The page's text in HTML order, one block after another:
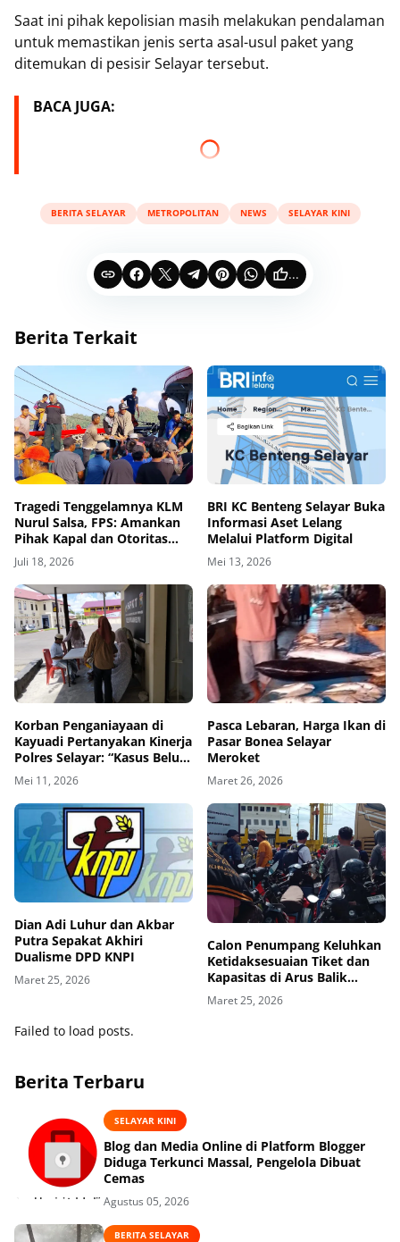
Saat ini pihak kepolisian masih melakukan pendalaman
untuk memastikan jenis serta asal-usul paket yang
ditemukan di pesisir Selayar tersebut.
BACA JUGA:
BERITA SELAYAR METROPOLITAN NEWS SELAYAR KINI
...
Berita Terkait
‎Tragedi Tenggelamnya KLM
Nurul Salsa, FPS: Amankan
Pihak Kapal dan Otoritas
Pelabuhan Demi
Kepentingan Investigasi
Juli 18, 2026
BRI KC Benteng Selayar Buka
Informasi Aset Lelang
Melalui Platform Digital
Mei 13, 2026
Korban Penganiayaan di
Kayuadi Pertanyakan Kinerja
Polres Selayar: “Kasus Belum
Jelas, Pelaku Masih Bebas”
Mei 11, 2026
Pasca Lebaran, Harga Ikan di
Pasar Bonea Selayar
Meroket
Maret 26, 2026
Dian Adi Luhur dan Akbar
Putra Sepakat Akhiri
Dualisme DPD KNPI
Maret 25, 2026
Calon Penumpang Keluhkan
Ketidaksesuaian Tiket dan
Kapasitas di Arus Balik
Lebaran
Maret 25, 2026
Failed to load posts.
Berita Terbaru
SELAYAR KINI
Blog dan Media Online di Platform Blogger
Diduga Terkunci Massal, Pengelola Dibuat
Cemas
Agustus 05, 2026
BERITA SELAYAR